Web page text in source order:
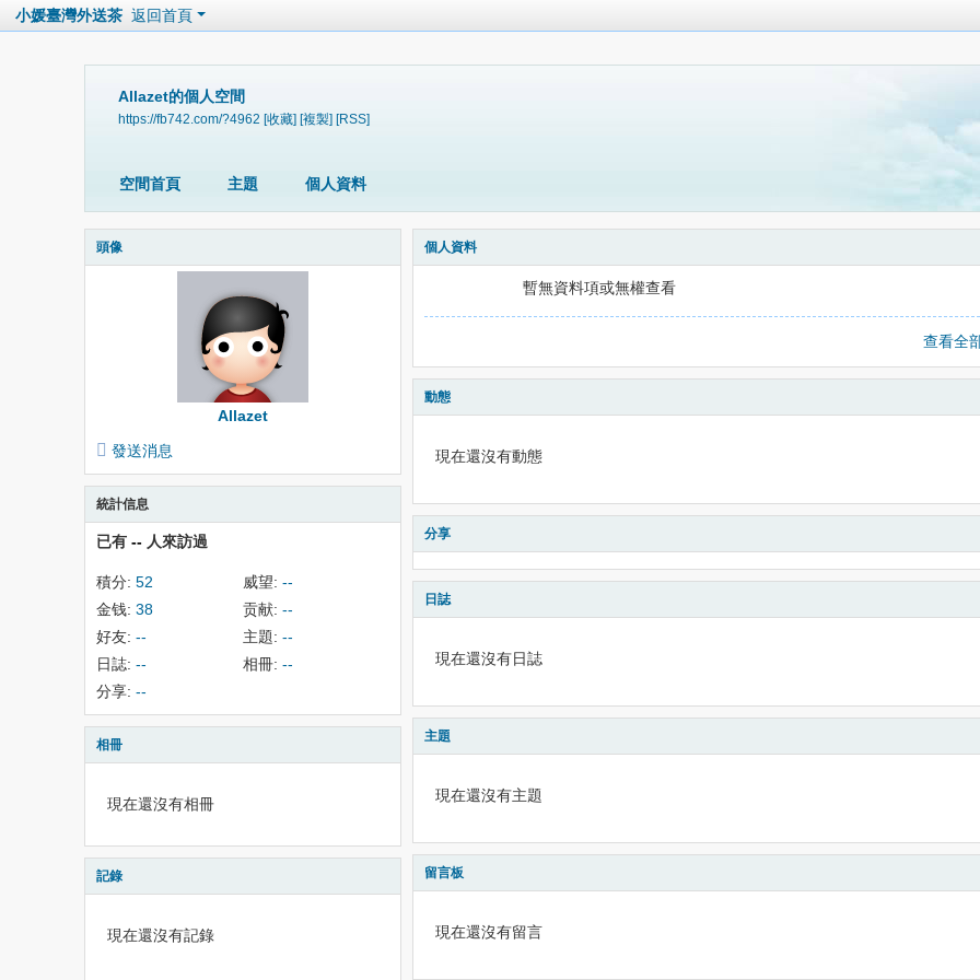
小媛臺灣外送茶 返回首頁
Allazet的個人空間
https://fb742.com/?4962 [收藏] [複製] [RSS]
空間首頁 主題 個人資料
頭像
Allazet
發送消息
統計信息
已有 -- 人來訪過
積分: 52 威望: --
金钱: 38 贡献: --
好友: -- 主題: --
日誌: -- 相冊: --
分享: --
相冊
現在還沒有相冊
記錄
現在還沒有記錄
個人資料
暫無資料項或無權查看
查看全
動態
現在還沒有動態
分享
日誌
現在還沒有日誌
主題
現在還沒有主題
留言板
現在還沒有留言